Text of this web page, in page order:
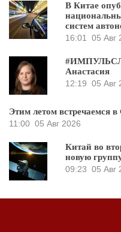
В Китае
систем
16:01
05 Авг
Анастасия
12:19 05 Авг
Этим летом встречаемся
11:00 05 Авг 2026
Китай во
новую
09:23 05 Авг